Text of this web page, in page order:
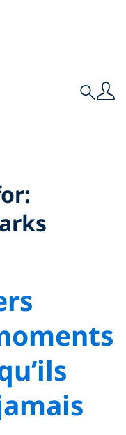
Search